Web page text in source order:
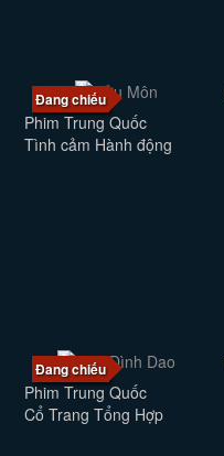
Đang chiếu
Phim Trung Quốc
Tình cảm Hành động
Đang chiếu
Phim Trung Quốc
Cổ Trang Tổng Hợp